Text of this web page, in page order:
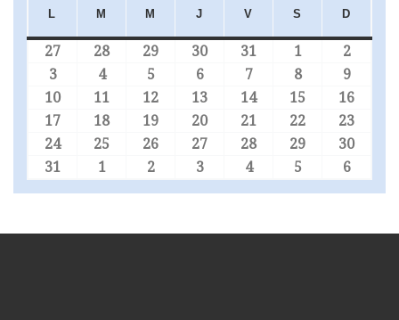
L LUNDIM MARDI
M MERCREDI
J JEUDIV VENDREDI
S SAMEDI
D
27 27 juillet 2026
28 28 juillet 2026
29 29 juillet 2026
30 30 juillet 2026
31 31 juillet 2026
1 1 août 2026
2
3 3 août 2026
44 août 2026
5 5 août 2026
6 6 août 2026
7 7 août 2026
8 8 août 2026
9
10 10 août 2026
11 11 août 2026
12 12 août 2026
13 13 août 2026
1414 août 2026
15 15 août 2026
16
17 17 août 2026
18 18 août 2026
19 19 août 2026
20 20 août 2026
21 21 août 2026
22 22 août 2026
23
2424 août 2026
25 25 août 2026
26 26 août 2026
27 27 août 2026
28 28 août 2026
29 29 août 2026
30
31
31 août 2026
1 1 septembre 2026
2 2 septembre 2026
3 3 septembre 2026
44 septembre 2026
5 5 septembre
6